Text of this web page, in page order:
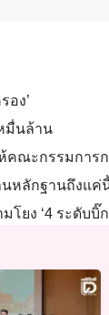
อง’
มื่นล้าน
คณะกรรมการ
นหลักฐานถึงแค่
โยง ‘4 ระดับบิ๊ก